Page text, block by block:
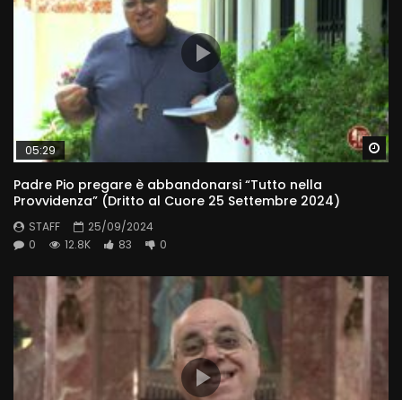
05:29
Padre Pio pregare è abbandonarsi “Tutto nella
Provvidenza” (Dritto al Cuore 25 Settembre 2024)
STAFF
25/09/2024
0
12.8K 83 0